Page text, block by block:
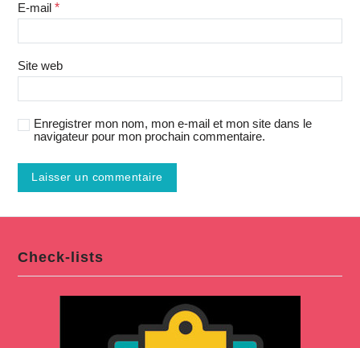
E-mail *
Site web
Enregistrer mon nom, mon e-mail et mon site dans le
navigateur pour mon prochain commentaire.
Check-lists